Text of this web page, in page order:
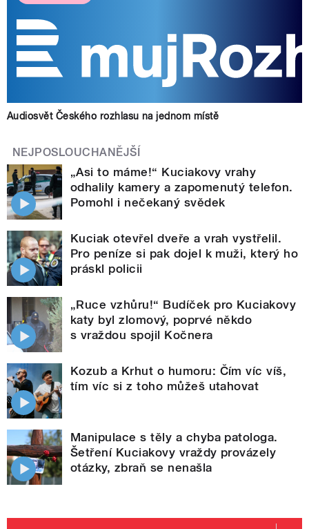
Audiosvět Českého rozhlasu na jednom místě
NEJPOSLOUCHANĚJŠÍ
„Asi to máme!“ Kuciakovy vrahy
odhalily kamery a zapomenutý telefon.
Pomohl i nečekaný svědek
Kuciak otevřel dveře a vrah vystřelil.
Pro peníze si pak dojel k muži, který ho
práskl policii
„Ruce vzhůru!“ Budíček pro Kuciakovy
katy byl zlomový, poprvé někdo
s vraždou spojil Kočnera
Kozub a Krhut o humoru: Čím víc víš,
tím víc si z toho můžeš utahovat
Manipulace s těly a chyba patologa.
Šetření Kuciakovy vraždy provázely
otázky, zbraň se nenašla